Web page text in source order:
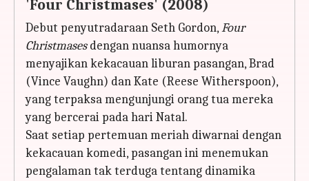
'Four Christmases' (2008)
Debut penyutradaraan Seth Gordon,Four
Christmasesdengan nuansa humornya
menyajikan kekacauan liburan pasangan, Brad
(Vince Vaughn) dan Kate (Reese Witherspoon),
yang terpaksa mengunjungi orang tua mereka
yang bercerai pada hari Natal.
Saat setiap pertemuan meriah diwarnai dengan
kekacauan komedi, pasangan ini menemukan
pengalaman tak terduga tentang dinamika